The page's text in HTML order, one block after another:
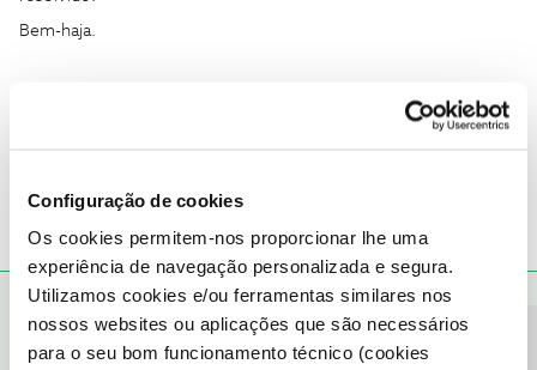
Configuração de cookies
Os cookies permitem-nos proporcionar lhe uma
experiência de navegação personalizada e segura.
Utilizamos cookies e/ou ferramentas similares nos
nossos websites ou aplicações que são necessários
para o seu bom funcionamento técnico (cookies
Bem-haja.
Boa tarde,